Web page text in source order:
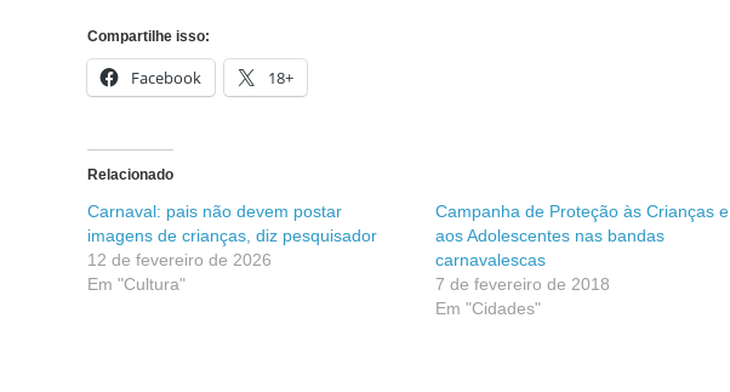
Compartilhe isso:
Facebook 18+
Relacionado
Carnaval: pais não devem postar
imagens de crianças, diz pesquisador
12 de fevereiro de 2026
Em "Cultura"
Campanha de Proteção às Crianças e
aos Adolescentes nas bandas
carnavalescas
7 de fevereiro de 2018
Em "Cidades"